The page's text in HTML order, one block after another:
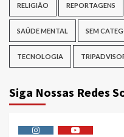
RELIGIÃO REPORTAGENS
SAÚDE MENTAL SEM
TECNOLOGIA
Siga Nossas Redes